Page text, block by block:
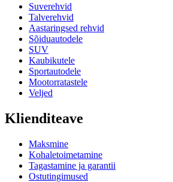
Suverehvid
Talverehvid
Aastaringsed rehvid
Sõiduautodele
SUV
Kaubikutele
Sportautodele
Mootorratastele
Veljed
Klienditeave
Maksmine
Kohaletoimetamine
Tagastamine ja garantii
Ostutingimused